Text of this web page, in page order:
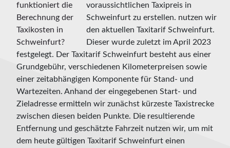
voraussichtlichen Taxipreis in
Schweinfurt zu erstellen. nutzen wir
den aktuellen Taxitarif Schweinfurt.
Dieser wurde zuletzt im April 2023
festgelegt. Der Taxitarif Schweinfurt besteht aus einer
Grundgebühr, verschiedenen Kilometerpreisen sowie
einer zeitabhängigen Komponente für Stand- und
Wartezeiten. Anhand der eingegebenen Start- und
Zieladresse ermitteln wir zunächst kürzeste Taxistrecke
zwischen diesen beiden Punkte. Die resultierende
Entfernung und geschätzte Fahrzeit nutzen wir, um mit
dem heute gültigen Taxitarif Schweinfurt einen